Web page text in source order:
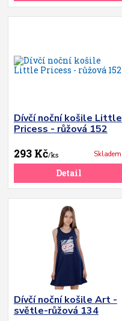
Dívčí noční košile Little
Pricess - růžová 152
293 Kč/ks Skladem
Detail
Dívčí noční košile Art -
světle-růžová 134